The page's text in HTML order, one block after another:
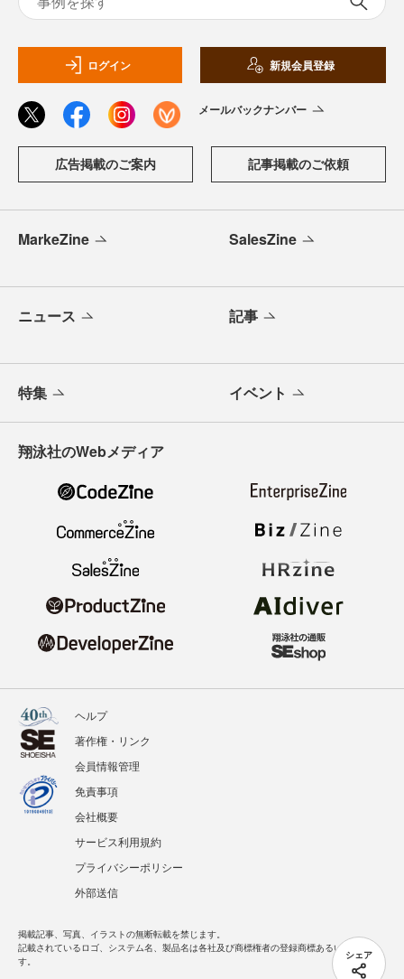
シェア
ログイン 新規会員登録
メールバックナンバー
広告掲載のご案内 記事掲載のご依頼
MarkeZine SalesZine
ニュース 記事
特集 イベント
翔泳社のWebメディア
ヘルプ
著作権・リンク
会員情報管理
免責事項
会社概要
サービス利用規約
プライバシーポリシー
外部送信
掲載記事、写真、イラストの無断転載を禁じます。
記載されているロゴ、システム名、製品名は各社及び商標権者の登録商標あるいは商標で
す。